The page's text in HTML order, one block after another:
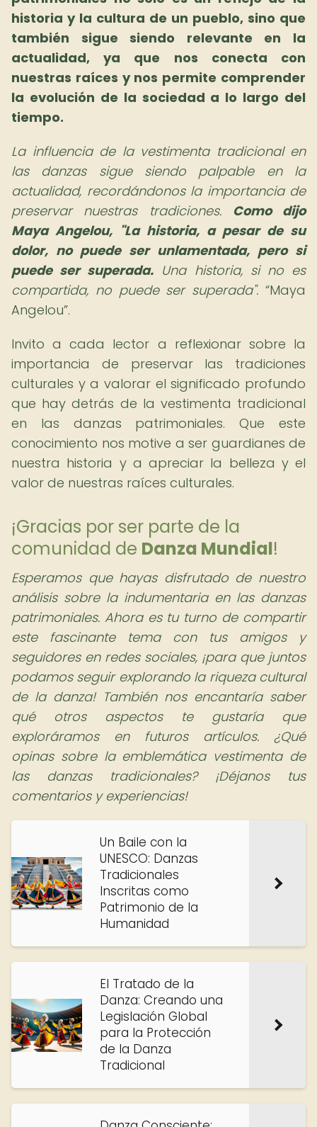
historia y la cultura de un pueblo, sino que
también sigue siendo relevante en la
actualidad, ya que nos conecta con
nuestras raíces y nos permite comprender
la evolución de la sociedad a lo largo del
tiempo.
La influencia de la vestimenta tradicional en
las danzas sigue siendo palpable en la
actualidad, recordándonos la importancia de
preservar nuestras tradiciones. Como dijo
Maya Angelou, "La historia, a pesar de su
dolor, no puede ser unlamentada, pero si
puede ser superada. Una historia, si no es
compartida, no puede ser superada".
Maya
Angelou .
Invito a cada lector a reflexionar sobre la
importancia de preservar las tradiciones
culturales y a valorar el significado profundo
que hay detrás de la vestimenta tradicional
en las danzas patrimoniales. Que este
conocimiento nos motive a ser guardianes de
nuestra historia y a apreciar la belleza y el
valor de nuestras raíces culturales.
¡Gracias por ser parte de la
comunidad de Danza Mundial!
Esperamos que hayas disfrutado de nuestro
análisis sobre la indumentaria en las danzas
patrimoniales. Ahora es tu turno de compartir
este fascinante tema con tus amigos y
seguidores en redes sociales, ¡para que juntos
podamos seguir explorando la riqueza cultural
de la danza! También nos encantaría saber
qué otros aspectos te gustaría que
exploráramos en futuros artículos. ¿Qué
opinas sobre la emblemática vestimenta de
las danzas tradicionales? ¡Déjanos tus
comentarios y experiencias!
Un Baile con la
UNESCO: Danzas
Tradicionales
Inscritas como
Patrimonio de la
Humanidad
El Tratado de la
Danza: Creando una
Legislación Global
para la Protección
de la Danza
Tradicional